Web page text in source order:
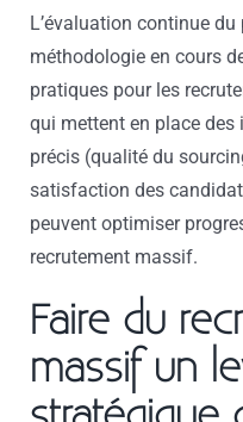
L’évaluation continue du
méthodologie en cours
pratiques pour les
qui mettent en place
précis (qualité du
satisfaction des
peuvent optimiser
recrutement massif.
Faire du
massif un